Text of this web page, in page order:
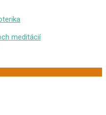
meditácií